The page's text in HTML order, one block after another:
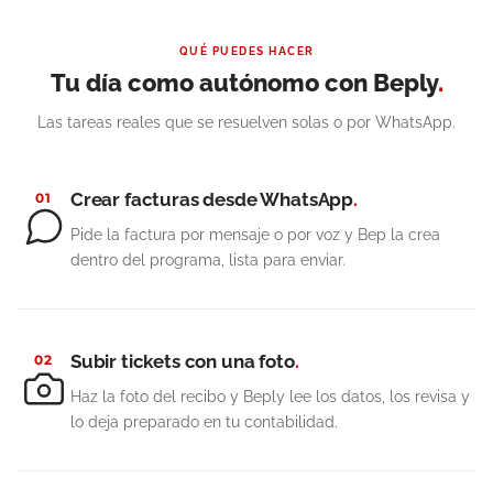
QUÉ PUEDES HACER
Tu día como autónomo con Beply.
Las tareas reales que se resuelven solas o por WhatsApp.
01 Crear facturas desde WhatsApp.
Pide la factura por mensaje o por voz y Bep la crea
dentro del programa, lista para enviar.
02 Subir tickets con una foto.
Haz la foto del recibo y Beply lee los datos, los revisa y
lo deja preparado en tu contabilidad.